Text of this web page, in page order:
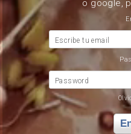
o google,
Escribe tu email
Password